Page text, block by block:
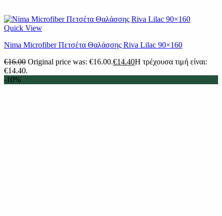
Quick View
Nima Microfiber Πετσέτα Θαλάσσης Riva Lilac 90×160
€16.00 Original price was: €16.00.€14.40Η τρέχουσα τιμή είναι:
€14.40.
-10%